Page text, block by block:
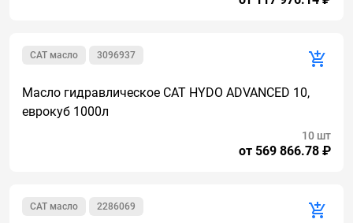
3096937
CAT масло
Масло гидравлическое CAT HYDO ADVANCED 10,
еврокуб 1000л
от 569 866.78 ₽
10 шт
2286069
CAT масло